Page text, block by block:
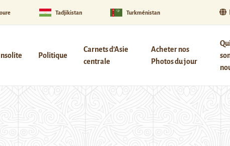
Tadjikistan Turkménistan
Insolite Politique
Carnets d’Asie
centrale
Acheter nos
Photos du jour